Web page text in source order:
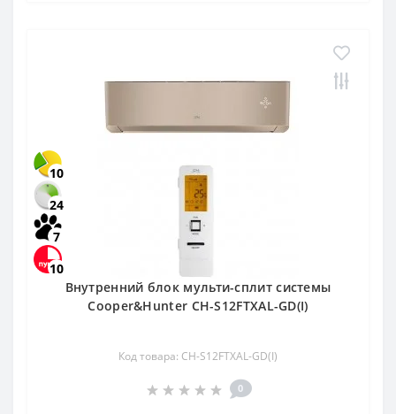
10
24
7
10
Внутренний блок мульти-сплит системы
Cooper&Hunter CH-S12FTXAL-GD(I)
Код товара: CH-S12FTXAL-GD(I)
0